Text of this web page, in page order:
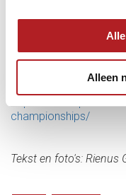
Alleen
aftrappen voor de
De EPBF / Dynamic
2022 vinden plaats
championships/
Tekst en foto's: Rienus